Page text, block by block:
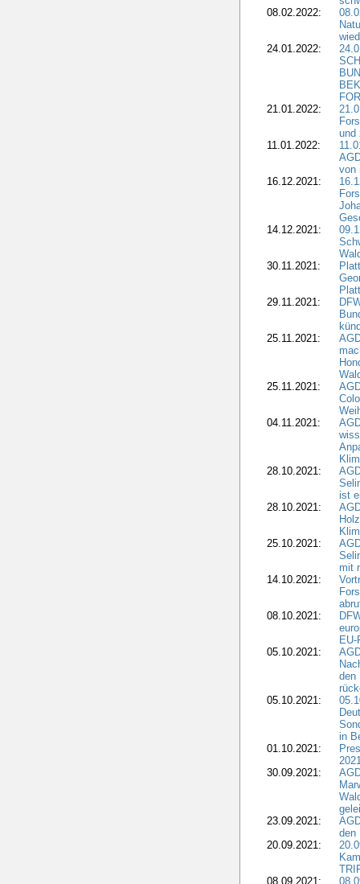
08.02.2022:
24.01.2022:
21.01.2022:
und
11.01.2022:
von
16.12.2021:
14.12.2021:
30.11.2021:
29.11.2021:
25.11.2021:
25.11.2021:
04.11.2021:
28.10.2021:
ist
28.10.2021:
25.10.2021:
mit
14.10.2021:
08.10.2021:
05.10.2021:
den
05.10.2021:
in
01.10.2021:
30.09.2021:
23.09.2021:
den
20.09.2021:
08.09.2021: